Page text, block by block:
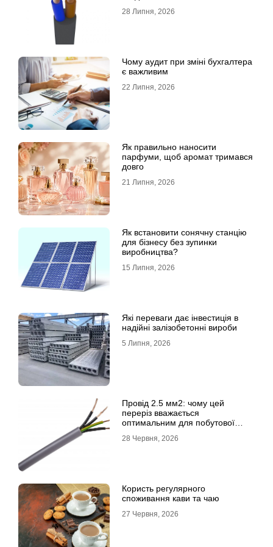
28 Липня, 2026
Чому аудит при зміні бухгалтера
є важливим
22 Липня, 2026
Як правильно наносити
парфуми, щоб аромат тримався
довго
21 Липня, 2026
Як встановити сонячну станцію
для бізнесу без зупинки
виробництва?
15 Липня, 2026
Які переваги дає інвестиція в
надійні залізобетонні вироби
5 Липня, 2026
Провід 2.5 мм2: чому цей
переріз вважається
оптимальним для побутової
28 Червня, 2026
Користь регулярного
споживання кави та чаю
27 Червня, 2026